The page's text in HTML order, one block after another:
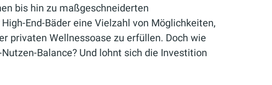
bis hin zu maßgeschneiderten
End-Bäder eine Vielzahl von Möglichkeiten,
privaten Wellnessoase zu erfüllen. Doch wie
Balance? Und lohnt sich die Investition